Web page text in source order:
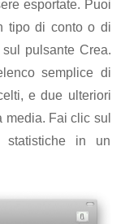
esportate. Puoi
tipo di conto o di
pulsante Crea.
semplice di
e due ulteriori
media. Fai clic sul
statistiche in un